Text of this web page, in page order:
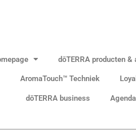
dōTERRA producten
AromaTouch™ Techniek
dōTERRA business